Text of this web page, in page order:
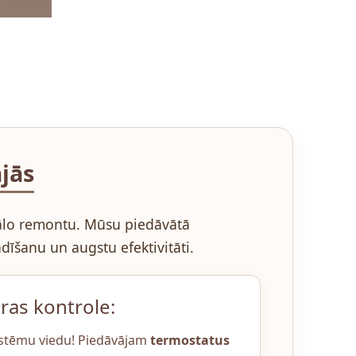
remontu. Mūsu piedāvātā
un augstu efektivitāti.
kontrole:
viedu! Piedāvājam termostatus